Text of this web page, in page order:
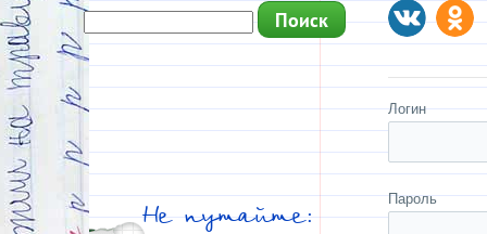
Не путайте:
Логин
Пароль